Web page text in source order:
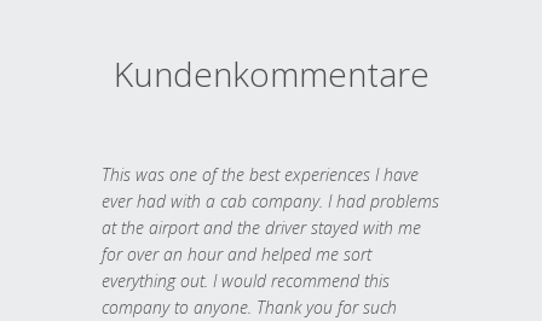
Kundenkommentare
This was one of the best experiences I have
ever had with a cab company. I had problems
at the airport and the driver stayed with me
for over an hour and helped me sort
everything out. I would recommend this
company to anyone. Thank you for such